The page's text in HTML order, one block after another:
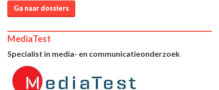
Ga naar dossiers
MediaTest
Specialist in media- en communicatieonderzoek